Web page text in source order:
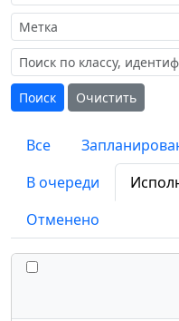
Метка
Поиск
Очистить
Все
В очереди
Отменено
ПЕРЕКЛЮЧИТЬ ВСЕ